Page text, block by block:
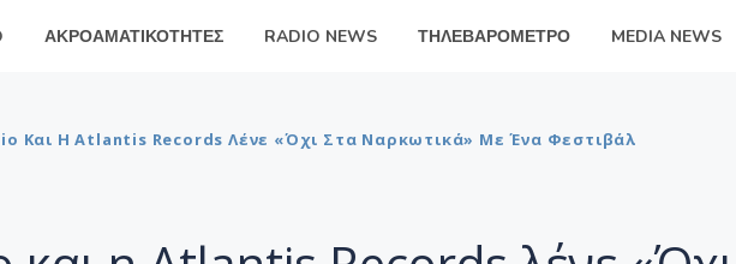
ΑΚΡΟΑΜΑΤΙΚΟΤΗΤΕΣ RADIO NEWS ΤΗΛΕΒΑΡΟΜΕΤΡΟ MEDIA NEWS
Και Η Atlantis Records Λένε «Όχι Στα Ναρκωτικά» Με Ένα Φεστιβάλ